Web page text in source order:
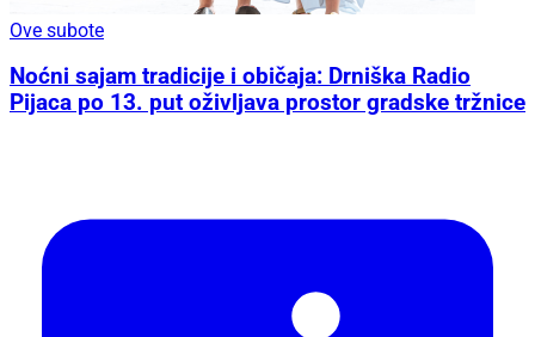
Ove subote
Noćni sajam tradicije i običaja: Drniška Radio
Pijaca po 13. put oživljava prostor gradske tržnice